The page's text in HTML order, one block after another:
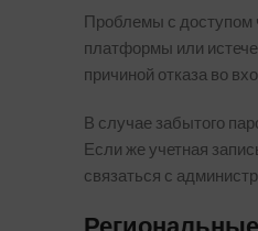
Проблемы с доступом
платформы или
причиной отказа во
В случае забытого
Если же учетная
связаться с